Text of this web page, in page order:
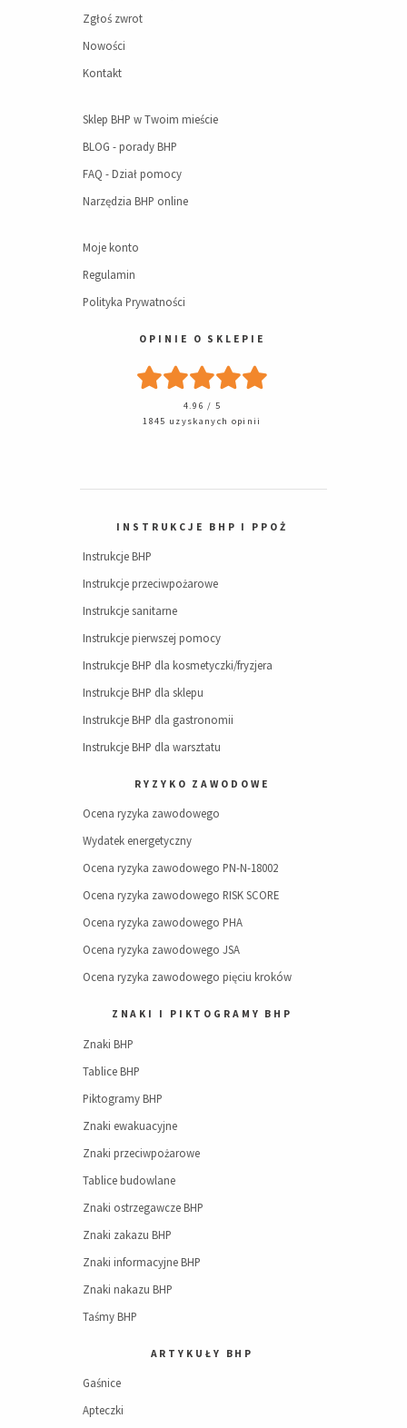
Zgłoś zwrot
Nowości
Kontakt
Sklep BHP w Twoim mieście
BLOG - porady BHP
FAQ - Dział pomocy
Narzędzia BHP online
Moje konto
Regulamin
Polityka Prywatności
OPINIE O SKLEPIE
4.96 / 5
1845 uzyskanych opinii
INSTRUKCJE BHP I PPOŻ
Instrukcje BHP
Instrukcje przeciwpożarowe
Instrukcje sanitarne
Instrukcje pierwszej pomocy
Instrukcje BHP dla kosmetyczki/fryzjera
Instrukcje BHP dla sklepu
Instrukcje BHP dla gastronomii
Instrukcje BHP dla warsztatu
RYZYKO ZAWODOWE
Ocena ryzyka zawodowego
Wydatek energetyczny
Ocena ryzyka zawodowego PN-N-18002
Ocena ryzyka zawodowego RISK SCORE
Ocena ryzyka zawodowego PHA
Ocena ryzyka zawodowego JSA
Ocena ryzyka zawodowego pięciu kroków
ZNAKI I PIKTOGRAMY BHP
Znaki BHP
Tablice BHP
Piktogramy BHP
Znaki ewakuacyjne
Znaki przeciwpożarowe
Tablice budowlane
Znaki ostrzegawcze BHP
Znaki zakazu BHP
Znaki informacyjne BHP
Znaki nakazu BHP
Taśmy BHP
ARTYKUŁY BHP
Gaśnice
Apteczki